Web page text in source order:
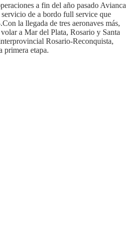
a fin del año pasado Avianca
de a bordo full service que
la llegada de tres aeronaves más,
a Mar del Plata, Rosario y Santa
Rosario-Reconquista,
primera etapa.